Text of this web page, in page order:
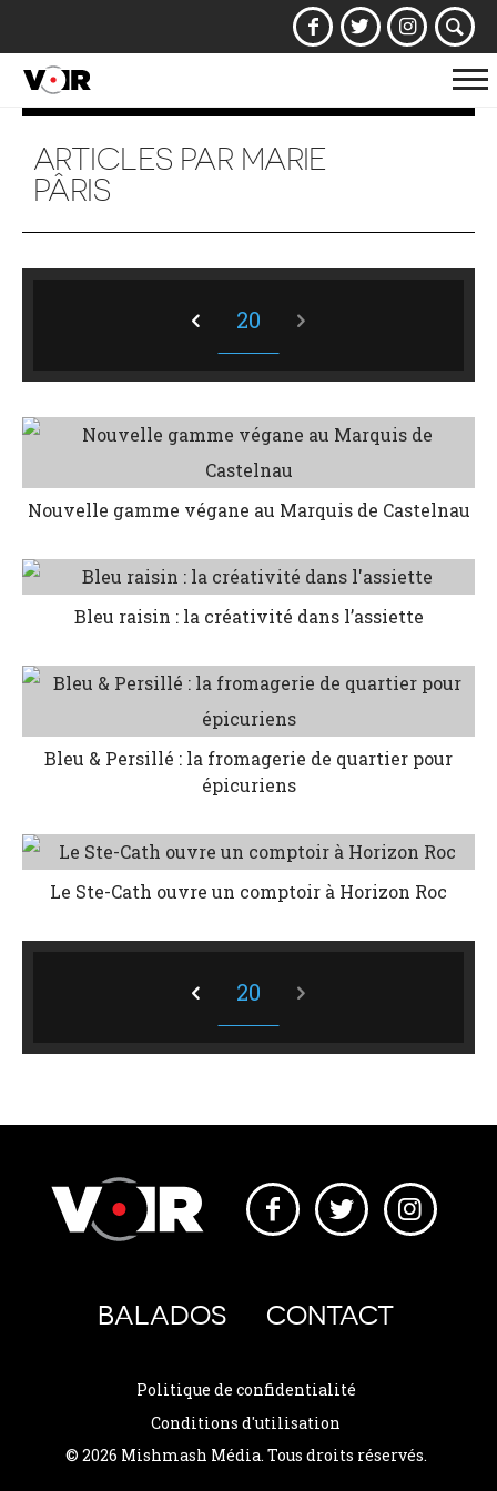
la
ARTICLES PAR MARIE
PÂRIS
20
Nouvelle gamme végane au Marquis de Castelnau
Bleu raisin : la créativité dans l’assiette
Bleu & Persillé : la fromagerie de quartier pour
épicuriens
Le Ste-Cath ouvre un comptoir à Horizon Roc
20
BALADOS CONTACT
Politique de confidentialité
Conditions d'utilisation
© 2026 Mishmash Média. Tous droits réservés.